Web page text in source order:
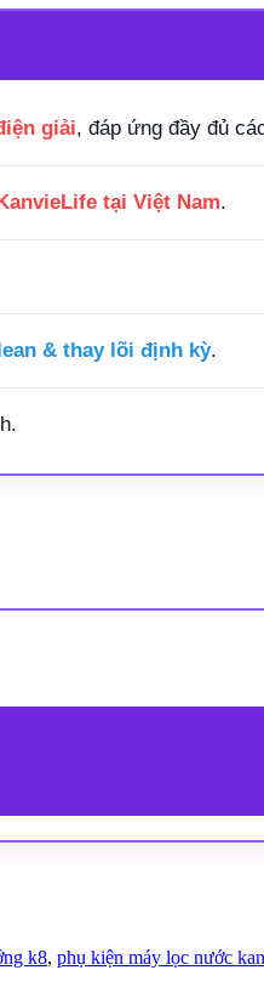
giải, đáp ứng đầy đủ
tại Việt Nam.
& thay lõi định kỳ.
k8, phụ kiện máy lọc nước